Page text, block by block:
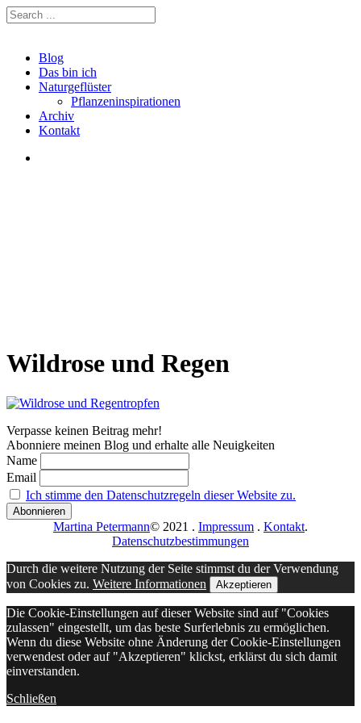
Blog
Das bin ich
Naturgeflüster
Pflanzeninspirationen
Archiv
Kontakt
Wildrose und Regen
Verpasse keinen Beitrag mehr!
Abonniere meinen Blog und erhalte alle Neuigkeiten
Name
Email
Ich stimme den Datenschutzregeln dieser Website zu.
Martina Petermann© 2021 . Impressum . Kontakt.
Datenschutzbestimmungen
Durch die weitere Nutzung der Seite stimmst du der Verwendung
von Cookies zu. Weitere Informationen Akzeptieren
Die Cookie-Einstellungen auf dieser Website sind auf "Cookies
zulassen" eingestellt, um das beste Surferlebnis zu ermöglichen.
Wenn du diese Website ohne Änderung der Cookie-Einstellungen
verwendest oder auf "Akzeptieren" klickst, erklärst du sich damit
einverstanden.
Schließen